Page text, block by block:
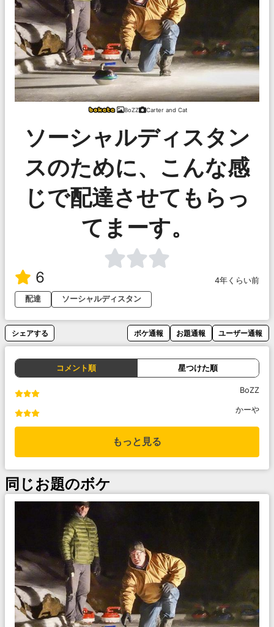
BoZZ Carter and Cat
ソーシャルディスタン
スのために、こんな感
じで配達させてもらっ
てまーす。
6
4年くらい前
配達
ソーシャルディスタン
シェアする ボケ通報 お題通報 ユーザー通報
コメント順 星つけた順
BoZZ
かーや
もっと見る
同じお題のボケ